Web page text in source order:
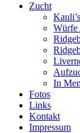
Zucht
Würfe
In
Fotos
Links
Kontakt
Impressum